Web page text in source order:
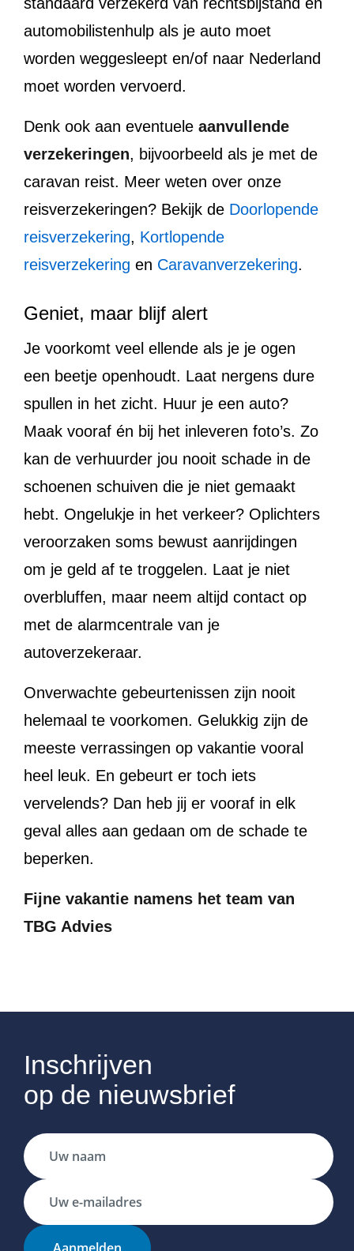
automobilistenhulp als je auto moet
worden weggesleept en/of naar Nederland
moet worden vervoerd.
Denk ook aan eventuele aanvullende
verzekeringen, bijvoorbeeld als je met de
caravan reist. Meer weten over onze
reisverzekeringen? Bekijk de Doorlopende
reisverzekering, Kortlopende
reisverzekering en Caravanverzekering.
Geniet, maar blijf alert
Je voorkomt veel ellende als je je ogen
een beetje openhoudt. Laat nergens dure
spullen in het zicht. Huur je een auto?
Maak vooraf én bij het inleveren foto’s. Zo
kan de verhuurder jou nooit schade in de
schoenen schuiven die je niet gemaakt
hebt. Ongelukje in het verkeer? Oplichters
veroorzaken soms bewust aanrijdingen
om je geld af te troggelen. Laat je niet
overbluffen, maar neem altijd contact op
met de alarmcentrale van je
autoverzekeraar.
Onverwachte gebeurtenissen zijn nooit
helemaal te voorkomen. Gelukkig zijn de
meeste verrassingen op vakantie vooral
heel leuk. En gebeurt er toch iets
vervelends? Dan heb jij er vooraf in elk
geval alles aan gedaan om de schade te
beperken.
Fijne vakantie namens het team van
TBG Advies
Inschrijven
op de nieuwsbrief